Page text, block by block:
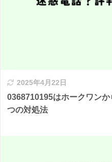
2025年4月22日
0368710195はホークワン
つの対処法